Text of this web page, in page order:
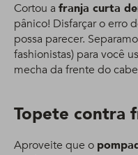
Cortou a franja curta
pânico! Disfarçar o erro
possa parecer.
fashionistas) para você
mecha da frente do
Topete contra
Aproveite que o